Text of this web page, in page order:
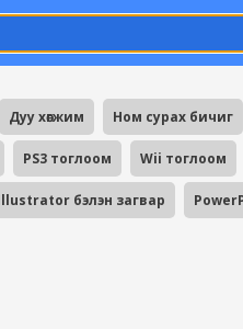
Дуу хөгжим Ном сурах бичиг
PS3 тоглоом Wii тоглоом
бэлэн загвар